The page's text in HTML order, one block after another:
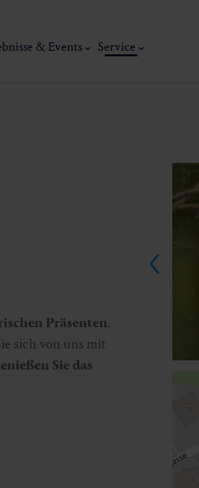
& Events Service
Kunst,
Präsenten.
sich von uns mit
Sie das